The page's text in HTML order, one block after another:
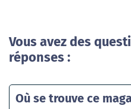
Vous avez des
réponses :
Où se trouve ce